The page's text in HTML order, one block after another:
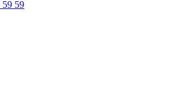
59 59